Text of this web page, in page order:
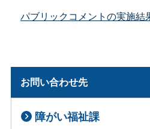
パブリックコメントの実施結
お問い合わせ先
障がい福祉課